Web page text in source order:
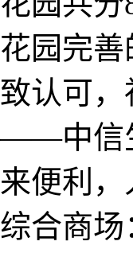
园完
认可
中信
便利
合商